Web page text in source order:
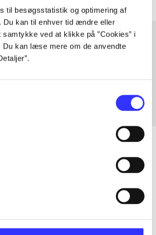
til besøgsstatistik og optimering af
Du kan til enhver tid ændre eller
ved at klikke på ”Cookies” i
Du kan læse mere om de anvendte
emner